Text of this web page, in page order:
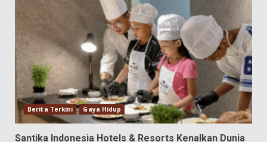
Berita Terkini Gaya Hidup
Santika Indonesia Hotels & Resorts Kenalkan Dunia